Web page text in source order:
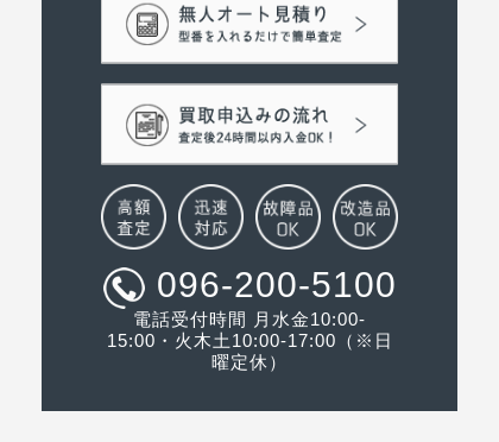
096-200-5100
電話受付時間 月水金10:00-
15:00・火木土10:00-17:00（※日
曜定休）